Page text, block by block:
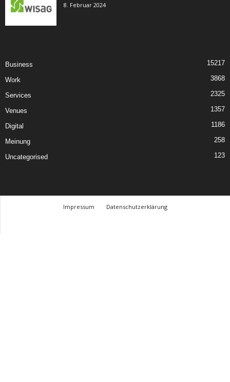
8. Februar 2024
Business 15217
Work 3868
Services 2325
Venues 1357
Digital 1186
Meinung 258
Uncategorised 123
Impressum
Datenschutzerklärung